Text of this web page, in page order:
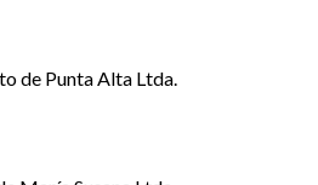
de Punta Alta Ltda.